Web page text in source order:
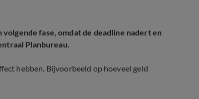
fase, omdat de deadline nadert en
Planbureau.
hebben. Bijvoorbeeld op hoeveel geld